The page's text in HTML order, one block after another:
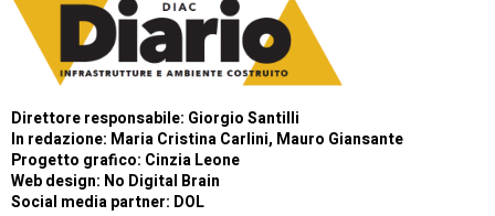
Direttore responsabile: Giorgio Santilli
In redazione: Maria Cristina Carlini, Mauro Giansante
Progetto grafico: Cinzia Leone
Web design: No Digital Brain
Social media partner: DOL